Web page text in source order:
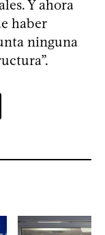
Y ahora
haber
ninguna